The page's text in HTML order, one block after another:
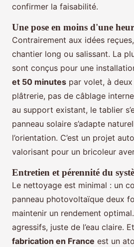
confirmer la faisabilité.
Une pose en moins d'une
Contrairement aux idées
chantier long ou salissant. La
sont conçus pour une
et 50 minutes par volet, à
plâtrerie, pas de câblage
au support existant, le tablier
panneau solaire s’adapte
l’orientation. C’est un projet
valorisant pour un bricoleur
Entretien et pérennité du
Le nettoyage est minimal : un
panneau photovoltaïque deux
maintenir un rendement
agressifs, juste de l’eau claire.
fabrication en France est un